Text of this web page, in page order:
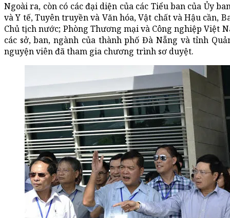
Ngoài ra, còn có các đại diện của các Tiểu ban của Ủy
và Y tế, Tuyên truyền và Văn hóa, Vật chất và Hậu cần,
Chủ tịch nước; Phòng Thương mại và Công nghiệp Việt
các sở, ban, ngành của thành phố Đà Nẵng và tỉnh
nguyện viên đã tham gia chương trình sơ duyệt.